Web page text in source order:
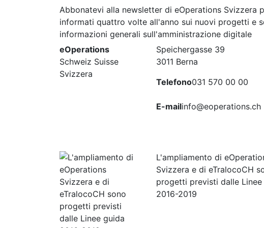
Abbonatevi alla newsletter di eOperations Svizzera
informati quattro volte all'anno sui nuovi progetti e
informazioni generali sull'amministrazione digitale
eOperations
Schweiz Suisse
Svizzera
Speichergasse 39
3011 Berna
Telefono031 570 00 00
E-mailinfo@eoperations.ch
L'ampliamento di
Svizzera e di eTralocoCH
progetti previsti dalle Linee
2016-2019